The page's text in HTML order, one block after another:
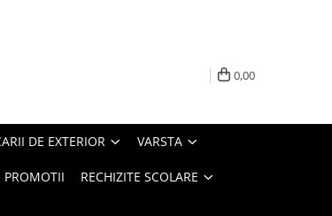
0,00
DE EXTERIOR VARSTA
PROMOTII RECHIZITE SCOLARE